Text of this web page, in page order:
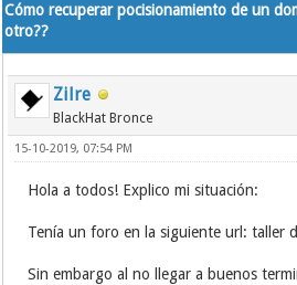
Cómo recuperar pocisionamiento de un
otro??
Zilre
BlackHat Bronce
15-10-2019, 07:54 PM
Hola a todos! Explico mi situación:
Tenía un foro en la siguiente url: taller
Sin embargo al no llegar a buenos